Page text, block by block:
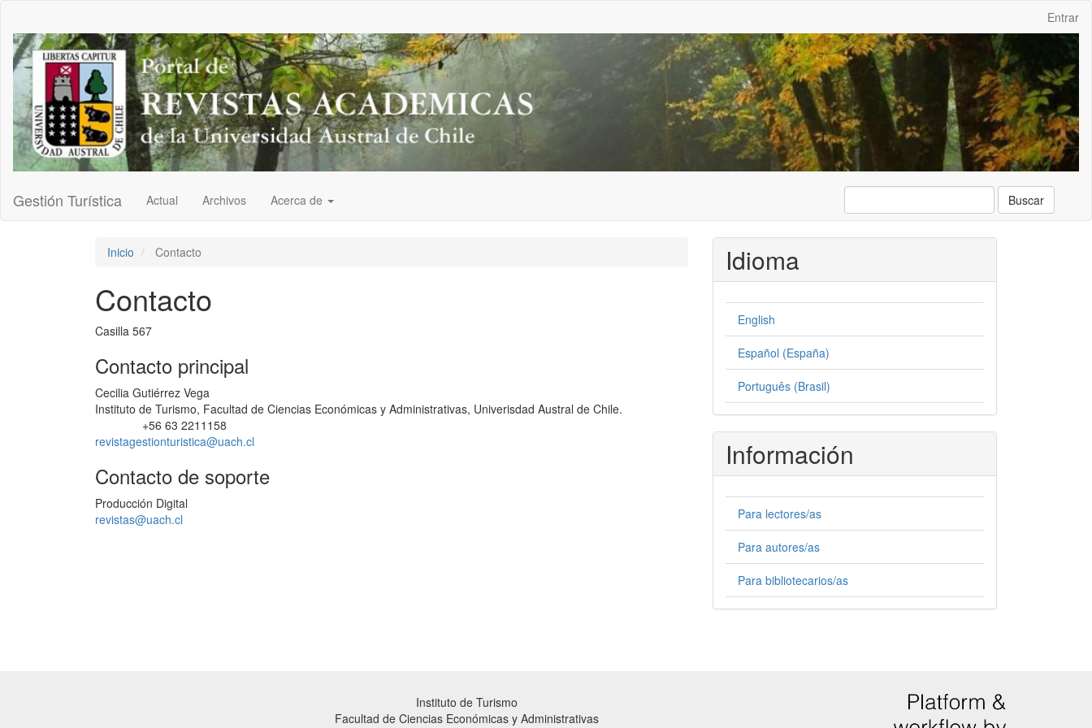
Contenido
principal
Barra
lateral
Entrar
Gestión Turística Actual Archivos Acerca de Buscar
Inicio Contacto
Contacto
Casilla 567
Contacto principal
Cecilia Gutiérrez Vega
Instituto de Turismo, Facultad de Ciencias Económicas y Administrativas, Univerisdad Austral de Chile.
+56 63 2211158
revistagestionturistica@uach.cl
Contacto de soporte
Producción Digital
revistas@uach.cl
Idioma
English
Español (España)
Português (Brasil)
Información
Para lectores/as
Para autores/as
Para bibliotecarios/as
Instituto de Turismo
Facultad de Ciencias Económicas y Administrativas